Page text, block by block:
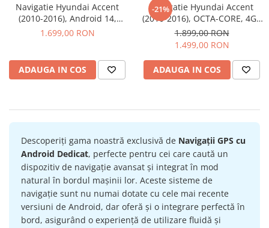
Navigatii Mazda
Navigatii Smart
Navigatii Honda
Navigatii Land Rover
Navigatii Iveco
Navigatii Chrysler
Navigatie universala
Playere auto
Navigatie Hyundai Accent
(2010-2016), Android 14,
OCTA-CORE 2.0 GHz, 8GB RAM
1.699,00 RON
ADAUGA IN COS
-21%
Navigatie Hyundai Accent
(2010-2016), OCTA-CORE, 4GB
RAM 64 GB ROM, Android 14,
ecran 2K QLED 2000 X 1200
PX, 9.5 inch - ECARTECH
1.899,00 RON
1.499,00 RON
ADAUGA IN COS
Descoperiți gama noastră exclusivă de Navigații GPS cu
Android Dedicat, perfecte pentru cei care caută un
dispozitiv de navigație avansat și integrat în mod
natural în bordul mașinii lor. Aceste sisteme de
navigație sunt nu numai dotate cu cele mai recente
versiuni de Android, dar oferă și o integrare perfectă în
bord, asigurând o experiență de utilizare fluidă și